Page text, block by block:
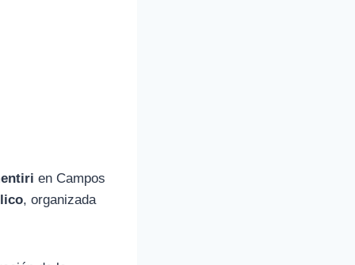
en Campos
, organizada